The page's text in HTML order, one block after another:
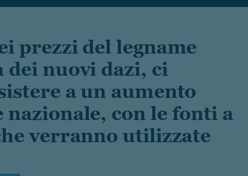
prezzi del legname
dei nuovi dazi, ci
a un aumento
con le fonti a
verranno utilizzate